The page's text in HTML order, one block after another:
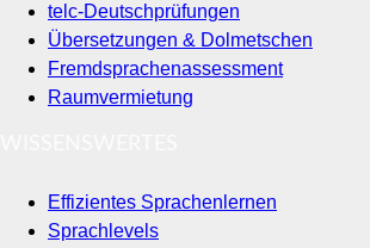
telc-Deutschprüfungen
Übersetzungen & Dolmetschen
Fremdsprachenassessment
Raumvermietung
Effizientes Sprachenlernen
Sprachlevels